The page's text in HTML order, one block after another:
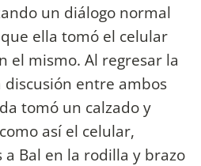
un diálogo normal
ella tomó el celular
el mismo. Al regresar la
entre ambos
tomó un calzado y
así el celular,
a Bal en la rodilla y brazo